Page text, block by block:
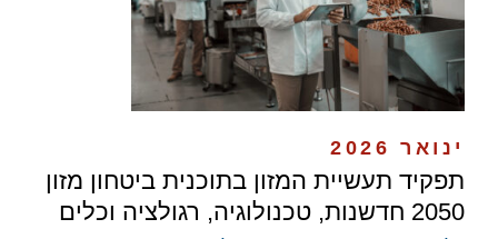
ינואר 2026
תפקיד תעשיית המזון בתוכנית ביטחון מזון
2050 חדשנות, טכנולוגיה, רגולציה וכלים